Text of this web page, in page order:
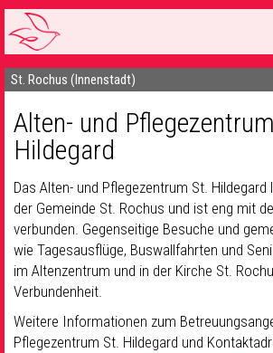
Startseite
1 Pfarrei
16 Gemeinden & mehr
Gottesdienste & Sinnsuche
Sakramente & Feste
Gemeinschaft & Soziales
Seelsorge & Kontakt
St. Rochus (Innenstadt)
Alten- und
Hildegard
Das Alten- und Pflegezentrum St.
der Gemeinde St. Rochus und ist eng mit
verbunden. Gegenseitige Besuche und
wie Tagesausflüge, Buswallfahrten und
im Altenzentrum und in der Kirche St.
Verbundenheit.
Weitere Informationen zum
Pflegezentrum St. Hildegard und